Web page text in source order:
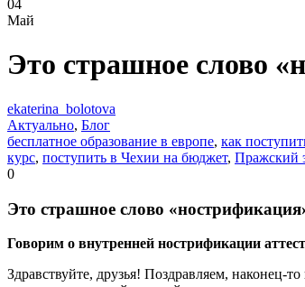
04
Май
Это страшное слово
ekaterina_bolotova
Актуально, Блог
бесплатное образование в европе, как
курс, поступить в Чехии на бюджет, Пражский
0
Это страшное слово
Говорим о внутренней нострификации
Здравствуйте, друзья! Поздравляем, наконец-